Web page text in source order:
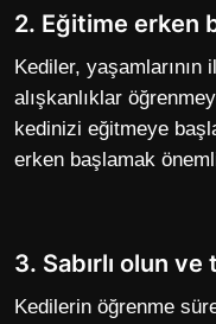
2. Eğitime erken
Kediler,
alışkanlıklar
kedinizi eğitmeye
erken başlamak
3. Sabırlı olun ve
Kedilerin öğrenme